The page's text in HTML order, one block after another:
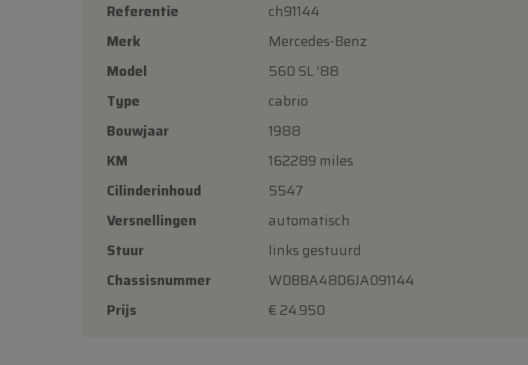
Referentie
ch91144
Merk
Mercedes-Benz
Model
560 SL '88
Type
cabrio
Bouwjaar
1988
KM
162289 miles
Cilinderinhoud
5547
Versnellingen
automatisch
Stuur
links gestuurd
Chassisnummer
WDBBA48D6JA091144
Prijs
€ 24.950